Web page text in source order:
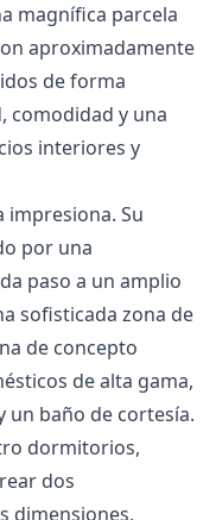
magnífica parcela
aproximadamente
de forma
comodidad y una
interiores y
impresiona. Su
por una
paso a un amplio
sofisticada zona de
de concepto
de alta gama,
un baño de cortesía.
dormitorios,
dos
dimensiones,